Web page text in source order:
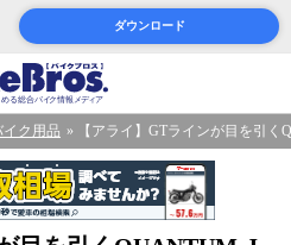
ダウンロード
イク用品 【アライ】GTラインが目を引